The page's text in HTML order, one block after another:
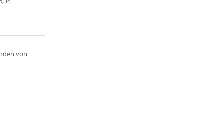
von